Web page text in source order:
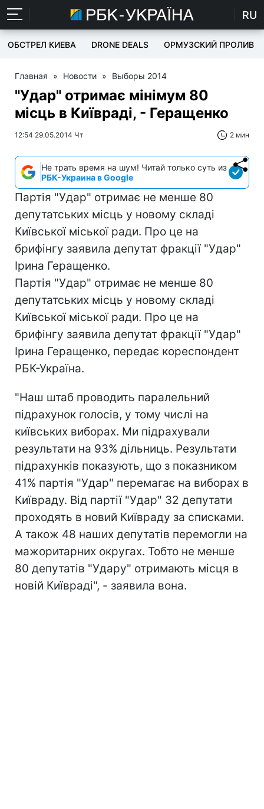
RU
ОБСТРЕЛ КИЕВА DRONE DEALS ОРМУЗСКИЙ ПРОЛИВ
Главная » Новости » Выборы 2014
"Удар" отримає мінімум 80
місць в Київраді, - Геращенко
12:54 29.05.2014 Чт 2 мин
Не трать время на шум! Читай только суть из
РБК-Украина в Google
Партія "Удар" отримає не менше 80
депутатських місць у новому складі
Київської міської ради. Про це на
брифінгу заявила депутат фракції "Удар"
Ірина Геращенко.
Партія "Удар" отримає не менше 80
депутатських місць у новому складі
Київської міської ради. Про це на
брифінгу заявила депутат фракції "Удар"
Ірина Геращенко, передає кореспондент
РБК-Україна.
"Наш штаб проводить паралельний
підрахунок голосів, у тому числі на
київських виборах. Ми підрахували
результати на 93% дільниць. Результати
підрахунків показують, що з показником
41% партія "Удар" перемагає на виборах в
Київраду. Від партії "Удар" 32 депутати
проходять в новий Київраду за списками.
А також 48 наших депутатів перемогли на
мажоритарних округах. Тобто не менше
80 депутатів "Удару" отримають місця в
новій Київраді", - заявила вона.